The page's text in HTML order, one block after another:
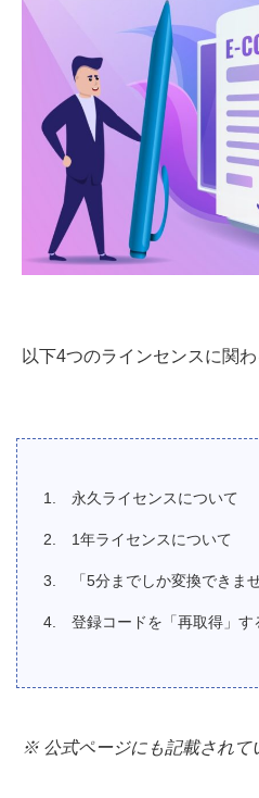
以下4つのラインセンスに関わ
永久ライセンスについて
1年ライセンスについて
「5分までしか変換できま
登録コードを「再取得」す
※ 公式ページにも記載されて